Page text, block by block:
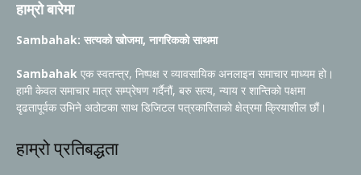
हाम्रो बारेमा
Sambahak: सत्यको खोजमा, नागरिकको साथमा
Sambahak एक स्वतन्त्र, निष्पक्ष र व्यावसायिक अनलाइन समाचार माध्यम हो।
हामी केवल समाचार मात्र सम्प्रेषण गर्दैनौं, बरु सत्य, न्याय र शान्तिको पक्षमा
दृढतापूर्वक उभिने अठोटका साथ डिजिटल पत्रकारिताको क्षेत्रमा क्रियाशील छौं।
हाम्रो प्रतिबद्धता